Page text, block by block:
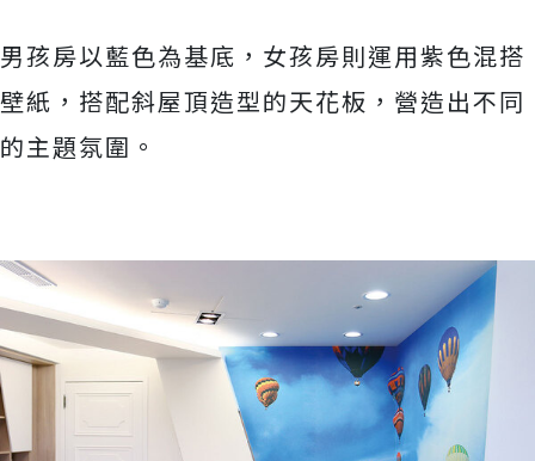
男孩房以藍色為基底，女孩房則運用紫色混搭
壁紙，搭配斜屋頂造型的天花板，營造出不同
的主題氛圍。